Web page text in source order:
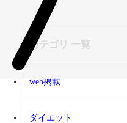
カテゴリ 一覧
web掲載
ダイエット